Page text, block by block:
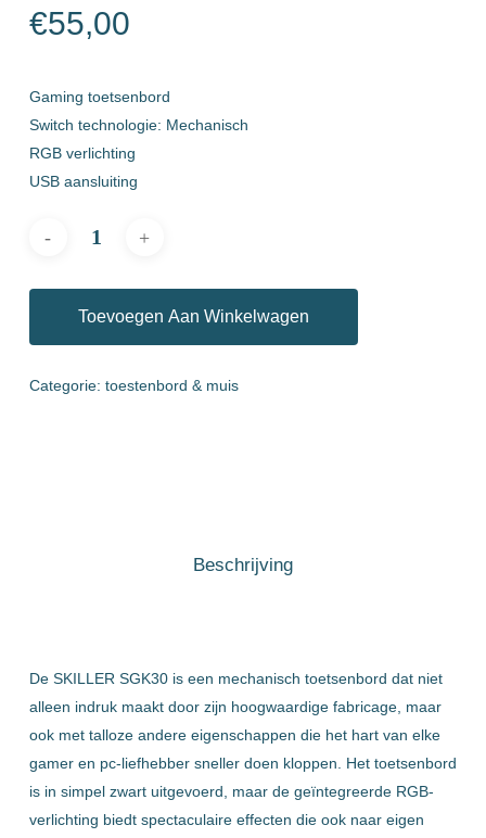
€55,00
Gaming toetsenbord
Switch technologie: Mechanisch
RGB verlichting
USB aansluiting
Toevoegen Aan Winkelwagen
Categorie: toestenbord & muis
Beschrijving
De SKILLER SGK30 is een mechanisch toetsenbord dat niet
alleen indruk maakt door zijn hoogwaardige fabricage, maar
ook met talloze andere eigenschappen die het hart van elke
gamer en pc-liefhebber sneller doen kloppen. Het toetsenbord
is in simpel zwart uitgevoerd, maar de geïntegreerde RGB-
verlichting biedt spectaculaire effecten die ook naar eigen